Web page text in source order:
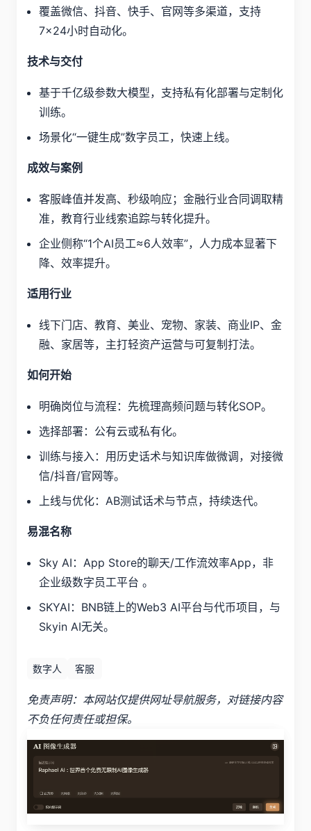
覆盖微信、抖音、快手、官网等多渠道，支持
7×24小时自动化。
技术与交付
基于千亿级参数大模型，支持私有化部署与定制化
训练。
场景化“一键生成”数字员工，快速上线。
成效与案例
客服峰值并发高、秒级响应；金融行业合同调取精
准，教育行业线索追踪与转化提升。
企业侧称“1个AI员工≈6人效率”，人力成本显著下
降、效率提升。
适用行业
线下门店、教育、美业、宠物、家装、商业IP、金
融、家居等，主打轻资产运营与可复制打法。
如何开始
明确岗位与流程：先梳理高频问题与转化SOP。
选择部署：公有云或私有化。
训练与接入：用历史话术与知识库做微调，对接微
信/抖音/官网等。
上线与优化：AB测试话术与节点，持续迭代。
易混名称
Sky AI：App Store的聊天/工作流效率App，非
企业级数字员工平台 。
SKYAI：BNB链上的Web3 AI平台与代币项目，与
Skyin AI无关。
数字人 客服
免责声明：本网站仅提供网址导航服务，对链接内容
不负任何责任或担保。